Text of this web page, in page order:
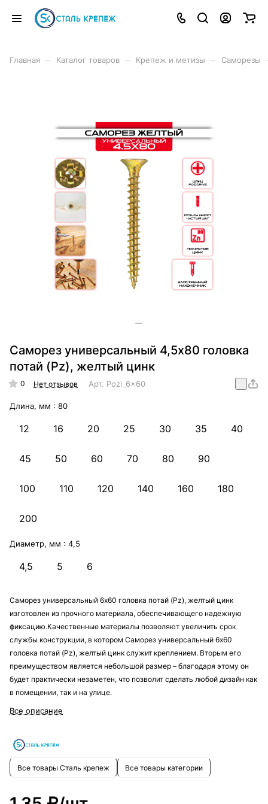
Главная Каталог товаров Крепеж и метизы Саморезы
Саморез универсальный 4,5х80 головка
потай (Pz), желтый цинк
0 Нет отзывов Арт. Pozi_6x60
Длина, мм : 80
12 16 20 25 30 35 40
45 50 60 70 80 90
100 110 120 140 160 180
200
Диаметр, мм : 4,5
4,5 5 6
Саморез универсальный 6х60 головка потай (Pz), желтый цинк
изготовлен из прочного материала, обеспечивающего надежную
фиксацию.Качественные материалы позволяют увеличить срок
службы конструкции, в котором Саморез универсальный 6х60
головка потай (Pz), желтый цинк служит креплением. Вторым его
преимуществом является небольшой размер – благодаря этому он
будет практически незаметен, что позволит сделать любой дизайн как
в помещении, так и на улице.
Все описание
Все товары Сталь крепеж Все товары категории